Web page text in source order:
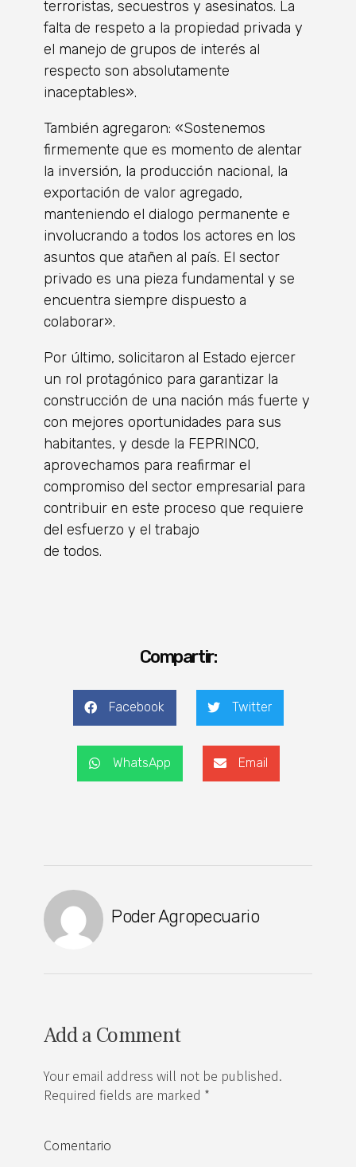
terroristas, secuestros y asesinatos. La
falta de respeto a la propiedad privada y
el manejo de grupos de interés al
respecto son absolutamente
inaceptables».
También agregaron: «Sostenemos
firmemente que es momento de alentar
la inversión, la producción nacional, la
exportación de valor agregado,
manteniendo el dialogo permanente e
involucrando a todos los actores en los
asuntos que atañen al país. El sector
privado es una pieza fundamental y se
encuentra siempre dispuesto a
colaborar».
Por último, solicitaron al Estado ejercer
un rol protagónico para garantizar la
construcción de una nación más fuerte y
con mejores oportunidades para sus
habitantes, y desde la FEPRINCO,
aprovechamos para reafirmar el
compromiso del sector empresarial para
contribuir en este proceso que requiere
del esfuerzo y el trabajo
de todos.
Compartir:
Facebook Twitter
WhatsApp Email
Poder Agropecuario
Add a Comment
Your email address will not be published.
Required fields are marked *
Comentario